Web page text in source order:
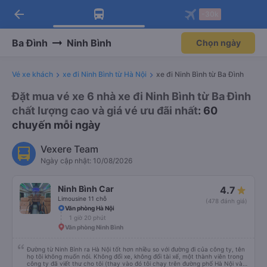
Tải app Vexere ngay!
Nhận ưu đãi thành viên độc
Mở app
Tải app Vexere
-30k/ghế khi đặt vé máy bay qua
Mở app
arrow_back
Ba Đình Ninh Bình Chọn ngày
Vé xe khách xe đi Ninh Bình từ Hà Nội xe đi Ninh Bình từ Ba Đình
Đặt mua vé xe 6 nhà xe đi Ninh Bình từ Ba Đình
chất lượng cao và giá vé ưu đãi nhất: 60
chuyến mỗi ngày
Vexere Team
Ngày cập nhật: 10/08/2026
Ninh Bình Car
Limousine 11 chỗ
4.7
(478 đánh giá)
Văn phòng Hà Nội
1 giờ 20 phút
Văn phòng Ninh Bình
Đường từ Ninh Bình ra Hà Nội tốt hơn nhiều so với đường đi của công ty, tên
họ tôi không muốn nói. Không đổi xe, không đổi tài xế, một thành viên trong
công ty đã viết thư cho tôi (thay vào đó tôi chạy trên đường phố Hà Nội và